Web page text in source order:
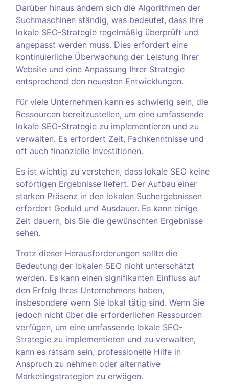
Darüber hinaus ändern sich die Algorithmen der
Suchmaschinen ständig, was bedeutet, dass Ihre
lokale SEO-Strategie regelmäßig überprüft und
angepasst werden muss. Dies erfordert eine
kontinuierliche Überwachung der Leistung Ihrer
Website und eine Anpassung Ihrer Strategie
entsprechend den neuesten Entwicklungen.
Für viele Unternehmen kann es schwierig sein, die
Ressourcen bereitzustellen, um eine umfassende
lokale SEO-Strategie zu implementieren und zu
verwalten. Es erfordert Zeit, Fachkenntnisse und
oft auch finanzielle Investitionen.
Es ist wichtig zu verstehen, dass lokale SEO keine
sofortigen Ergebnisse liefert. Der Aufbau einer
starken Präsenz in den lokalen Suchergebnissen
erfordert Geduld und Ausdauer. Es kann einige
Zeit dauern, bis Sie die gewünschten Ergebnisse
sehen.
Trotz dieser Herausforderungen sollte die
Bedeutung der lokalen SEO nicht unterschätzt
werden. Es kann einen signifikanten Einfluss auf
den Erfolg Ihres Unternehmens haben,
insbesondere wenn Sie lokal tätig sind. Wenn Sie
jedoch nicht über die erforderlichen Ressourcen
verfügen, um eine umfassende lokale SEO-
Strategie zu implementieren und zu verwalten,
kann es ratsam sein, professionelle Hilfe in
Anspruch zu nehmen oder alternative
Marketingstrategien zu erwägen.